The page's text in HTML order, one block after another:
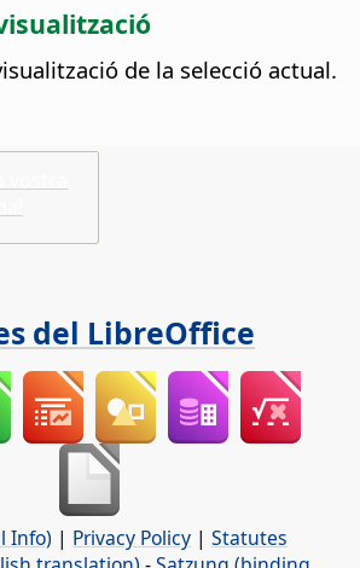
de la selecció actual.
del LibreOffice
Info) | Privacy Policy | Statutes